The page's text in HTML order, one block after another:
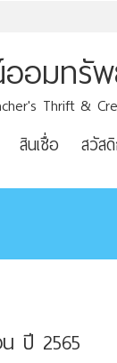
อมทรัพ
Thrift &
สินเชื่อ สวัส
ปี 2565